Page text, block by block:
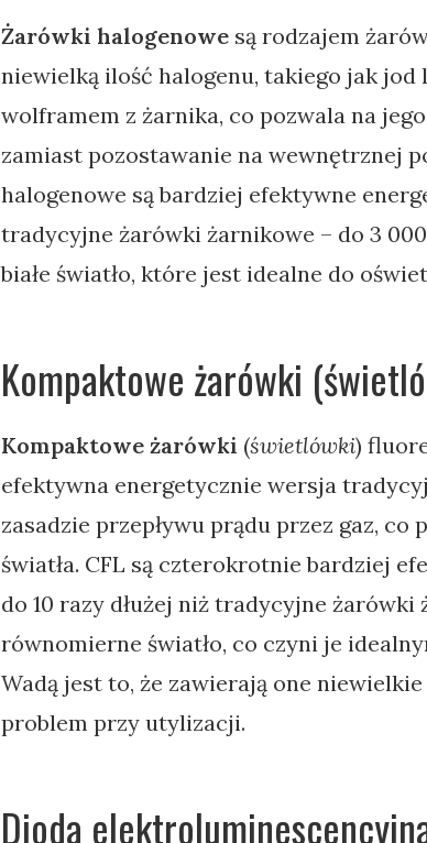
Żarówki halogenowe są rodzajem
niewielką ilość halogenu, takiego jak jod
wolframem z żarnika, co pozwala na
zamiast pozostawanie na wewnętrznej
halogenowe są bardziej efektywne
tradycyjne żarówki żarnikowe – do 3
białe światło, które jest idealne do
Kompaktowe żarówki
Kompaktowe żarówki (świetlówki)
efektywna energetycznie wersja
zasadzie przepływu prądu przez gaz,
światła. CFL są czterokrotnie bardziej
do 10 razy dłużej niż tradycyjne
równomierne światło, co czyni je
Wadą jest to, że zawierają one
problem przy utylizacji.
Dioda